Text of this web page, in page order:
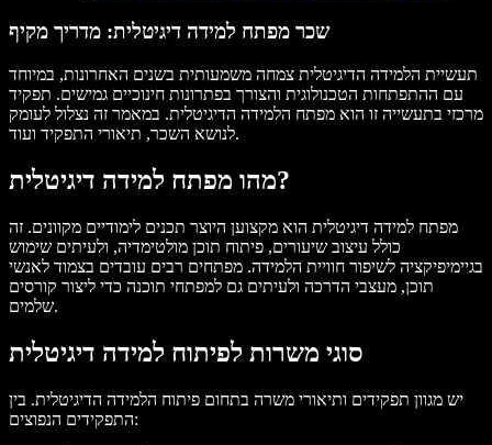
שכר מפתח למידה דיגיטלית: מדריך מקיף
תעשיית הלמידה הדיגיטלית צמחה משמעותית בשנים האחרונות, במיוחד
עם ההתפתחות הטכנולוגית והצורך בפתרונות חינוכיים גמישים. תפקיד
מרכזי בתעשייה זו הוא מפתח הלמידה הדיגיטלית. במאמר זה נצלול לעומק
לנושא השכר, תיאורי התפקיד ועוד.
מהו מפתח למידה דיגיטלית?
מפתח למידה דיגיטלית הוא מקצוען היוצר תכנים לימודיים מקוונים. זה
כולל עיצוב שיעורים, פיתוח תוכן מולטימדיה, ולעיתים שימוש
בגיימיפיקציה לשיפור חוויית הלמידה. מפתחים רבים עובדים בצמוד לאנשי
תוכן, מעצבי הדרכה ולעיתים גם למפתחי תוכנה כדי ליצור קורסים
שלמים.
סוגי משרות לפיתוח למידה דיגיטלית
יש מגוון תפקידים ותיאורי משרה בתחום פיתוח הלמידה הדיגיטלית. בין
התפקידים הנפוצים: